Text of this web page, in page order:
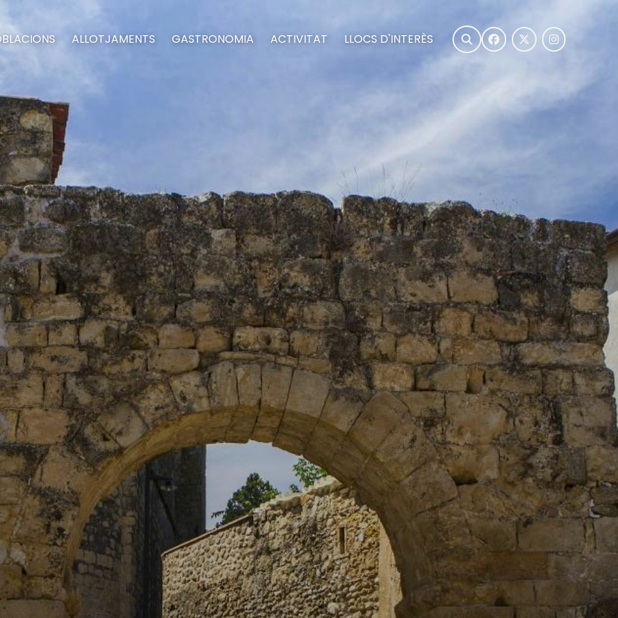
ALLOTJAMENTS GASTRONOMIA ACTIVITAT LLOCS D'INTERÈS